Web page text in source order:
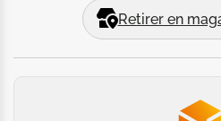
Retirer en